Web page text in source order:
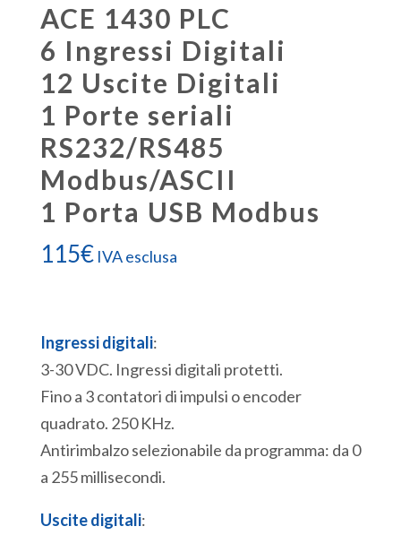
ACE 1430 PLC
6 Ingressi Digitali
12 Uscite Digitali
1 Porte seriali
RS232/RS485
Modbus/ASCII
1 Porta USB Modbus
115€ IVA esclusa
Ingressi digitali:
3-30 VDC. Ingressi digitali protetti.
Fino a 3 contatori di impulsi o encoder
quadrato. 250 KHz.
Antirimbalzo selezionabile da programma: da 0
a 255 millisecondi.
Uscite digitali: